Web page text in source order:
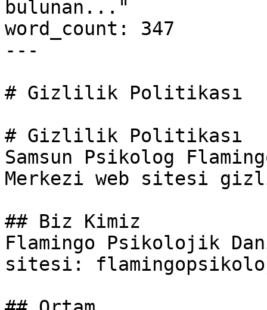
bulunan..."
word_count: 347
---
# Gizlilik Politikası
# Gizlilik Politikası
Samsun Psikolog
Merkezi web sitesi
## Biz Kimiz
Flamingo Psikolojik
sitesi: